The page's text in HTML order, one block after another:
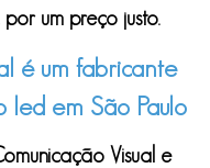
um preço justo.
é um fabricante
led em São Paulo
Visual e